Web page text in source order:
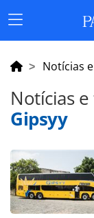
Menu
Principal
Notícias
Notícias
Gipsyy